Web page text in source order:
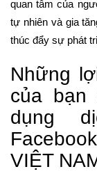
quan tâm của
tự nhiên và gia
thúc đẩy sự phát
Những
của
dụng
VIỆT